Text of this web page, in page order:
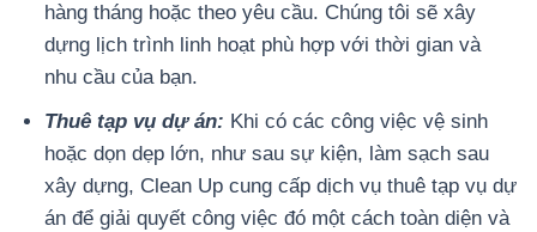
hàng tháng hoặc theo yêu cầu. Chúng tôi sẽ xây
dựng lịch trình linh hoạt phù hợp với thời gian và
nhu cầu của bạn.
Thuê tạp vụ dự án: Khi có các công việc vệ sinh
hoặc dọn dẹp lớn, như sau sự kiện, làm sạch sau
xây dựng, Clean Up cung cấp dịch vụ thuê tạp vụ dự
án để giải quyết công việc đó một cách toàn diện và